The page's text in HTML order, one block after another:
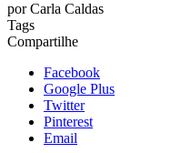
porCarla Caldas
Tags
Compartilhe
Facebook
Google Plus
Twitter
Pinterest
Email